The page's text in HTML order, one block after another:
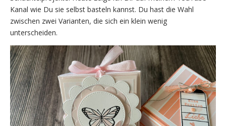
Kanal wie Du sie selbst basteln kannst. Du hast die Wahl
zwischen zwei Varianten, die sich ein klein wenig
unterscheiden.